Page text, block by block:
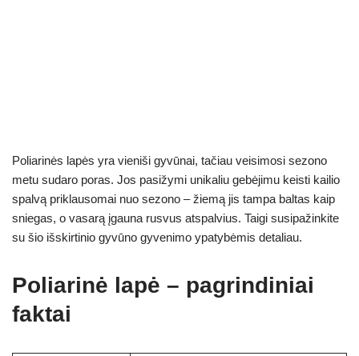
Poliarinės lapės yra vieniši gyvūnai, tačiau veisimosi sezono
metu sudaro poras. Jos pasižymi unikaliu gebėjimu keisti kailio
spalvą priklausomai nuo sezono – žiemą jis tampa baltas kaip
sniegas, o vasarą įgauna rusvus atspalvius. Taigi susipažinkite
su šio išskirtinio gyvūno gyvenimo ypatybėmis detaliau.
Poliarinė lapė – pagrindiniai
faktai